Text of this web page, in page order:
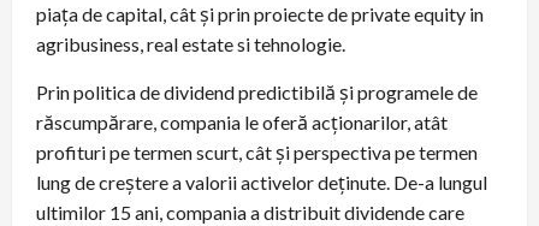
piața de capital, cât şi prin proiecte de private equity in
agribusiness, real estate si tehnologie.
Prin politica de dividend predictibilă și programele de
răscumpărare, compania le oferă acționarilor, atât
profituri pe termen scurt, cât și perspectiva pe termen
lung de creștere a valorii activelor deținute. De-a lungul
ultimilor 15 ani, compania a distribuit dividende care